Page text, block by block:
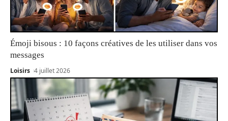
Émoji bisous : 10 façons créatives de les utiliser dans vos
messages
Loisirs 4 juillet 2026